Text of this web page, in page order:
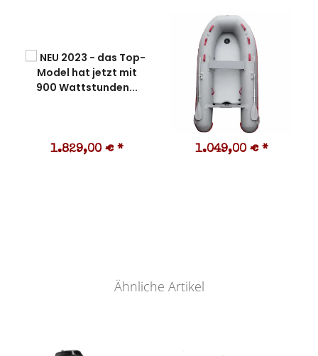
1.829,00 € * 1.049,00 € *
Ähnliche Artikel